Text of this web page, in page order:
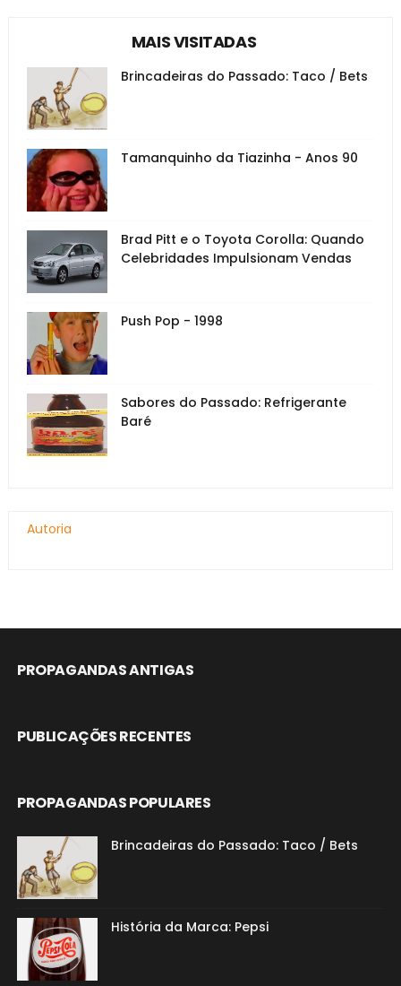
MAIS VISITADAS
Brincadeiras do Passado: Taco / Bets
Tamanquinho da Tiazinha - Anos 90
Brad Pitt e o Toyota Corolla: Quando
Celebridades Impulsionam Vendas
Push Pop - 1998
Sabores do Passado: Refrigerante
Baré
Autoria
PROPAGANDAS ANTIGAS
PUBLICAÇÕES RECENTES
PROPAGANDAS POPULARES
Brincadeiras do Passado: Taco / Bets
História da Marca: Pepsi